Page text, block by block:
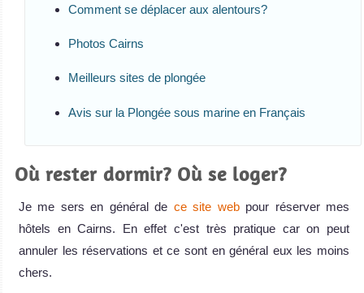
Comment se déplacer aux alentours?
Photos Cairns
Meilleurs sites de plongée
Avis sur la Plongée sous marine en Français
Où rester dormir? Où se loger?
Je me sers en général de ce site webpour réserver mes
hôtels en Cairns. En effet c'est très pratique car on peut
annuler les réservations et ce sont en général eux les moins
chers.